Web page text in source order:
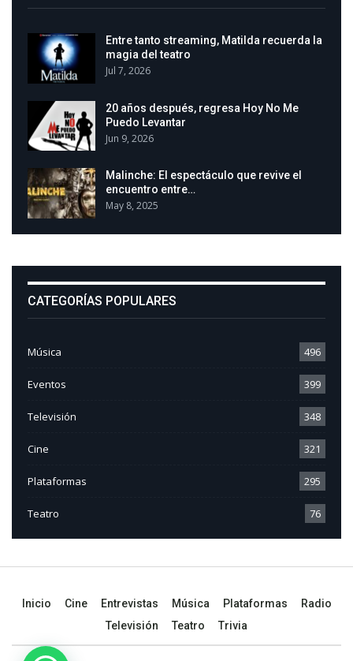
Entre tanto streaming, Matilda recuerda la
magia del teatro
Jul 7, 2026
20 años después, regresa Hoy No Me
Puedo Levantar
Jun 9, 2026
Malinche: El espectáculo que revive el
encuentro entre…
May 8, 2025
CATEGORÍAS POPULARES
Música 496
Eventos 399
Televisión 348
Cine 321
Plataformas 295
Teatro 76
Inicio Cine Entrevistas Música Plataformas
Radio
Televisión
Teatro Trivia